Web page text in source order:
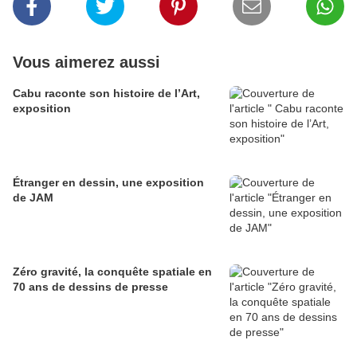
Vous aimerez aussi
Cabu raconte son histoire de l’Art,
exposition
Étranger en dessin, une exposition
de JAM
Zéro gravité, la conquête spatiale en
70 ans de dessins de presse